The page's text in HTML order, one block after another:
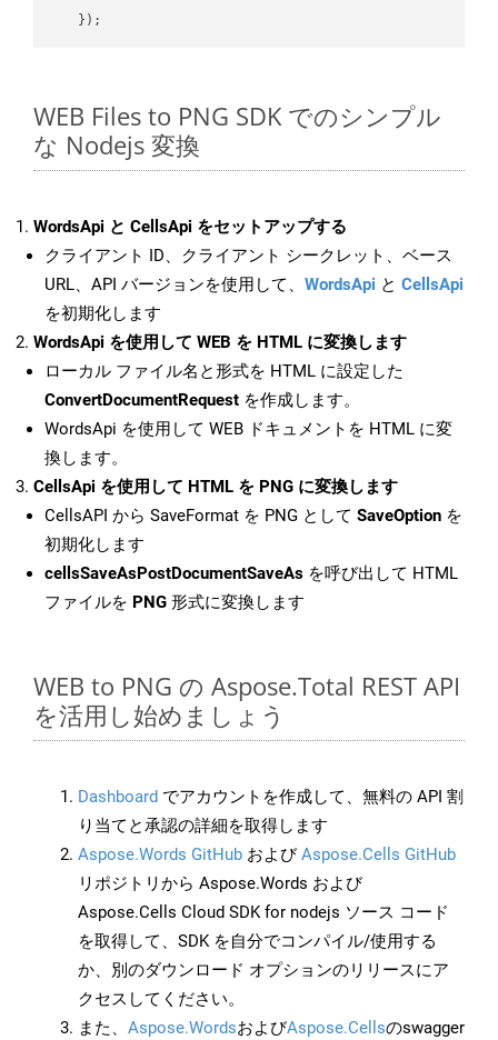
WEB Files to PNG SDK でのシンプル
な Nodejs 変換
WordsApi と CellsApi をセットアップする
クライアント ID、クライアント シークレット、ベース
URL、API バージョンを使用して、 WordsApi と CellsApi
を初期化します
WordsApi を使用して WEB を HTML に変換します
ローカル ファイル名と形式を HTML に設定した
ConvertDocumentRequest を作成します。
WordsApi を使用して WEB ドキュメントを HTML に変
換します。
CellsApi を使用して HTML を PNG に変換します
CellsAPI から SaveFormat を PNG として SaveOption を
初期化します
cellsSaveAsPostDocumentSaveAs を呼び出して HTML
ファイルを PNG 形式に変換します
WEB to PNG の Aspose.Total REST API
を活用し始めましょう
Dashboard でアカウントを作成して、無料の API 割
り当てと承認の詳細を取得します
Aspose.Words GitHub およびAspose.Cells GitHub
リポジトリから Aspose.Words および
Aspose.Cells Cloud SDK for nodejs ソース コード
を取得して、SDK を自分でコンパイル/使用する
か、別のダウンロード オプションのリリースにア
クセスしてください。
また、 Aspose.WordsおよびAspose.Cellsのswagger